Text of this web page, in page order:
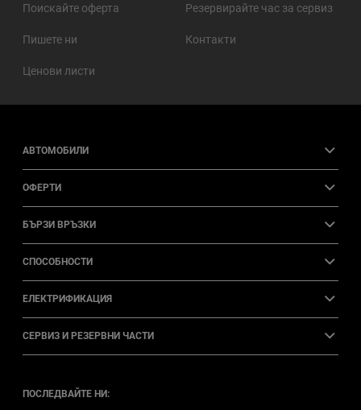
Поискайте оферта Резервирайте час за сервиз
Пишете ни Контакти
Ценови листи
АВТОМОБИЛИ
ОФЕРТИ
БЪРЗИ ВРЪЗКИ
СПОСОБНОСТИ
ЕЛЕКТРИФИКАЦИЯ
СЕРВИЗ И РЕЗЕРВНИ ЧАСТИ
ПОСЛЕДВАЙТЕ НИ: